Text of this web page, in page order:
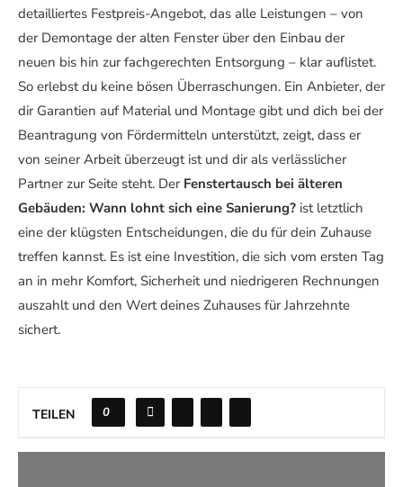
detailliertes Festpreis-Angebot, das alle Leistungen – von
der Demontage der alten Fenster über den Einbau der
neuen bis hin zur fachgerechten Entsorgung – klar auflistet.
So erlebst du keine bösen Überraschungen. Ein Anbieter, der
dir Garantien auf Material und Montage gibt und dich bei der
Beantragung von Fördermitteln unterstützt, zeigt, dass er
von seiner Arbeit überzeugt ist und dir als verlässlicher
Partner zur Seite steht. Der Fenstertausch bei älteren
Gebäuden: Wann lohnt sich eine Sanierung? ist letztlich
eine der klügsten Entscheidungen, die du für dein Zuhause
treffen kannst. Es ist eine Investition, die sich vom ersten Tag
an in mehr Komfort, Sicherheit und niedrigeren Rechnungen
auszahlt und den Wert deines Zuhauses für Jahrzehnte
sichert.
TEILEN 0